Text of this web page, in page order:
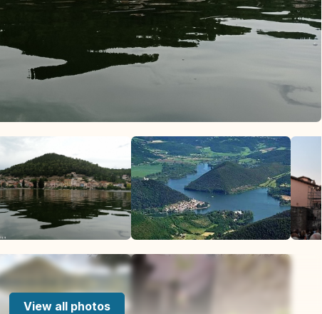
View all photos